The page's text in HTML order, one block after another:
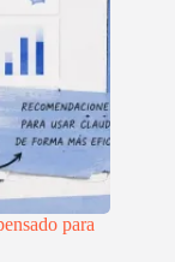
para